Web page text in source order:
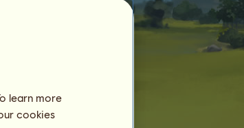
learn more
cookies